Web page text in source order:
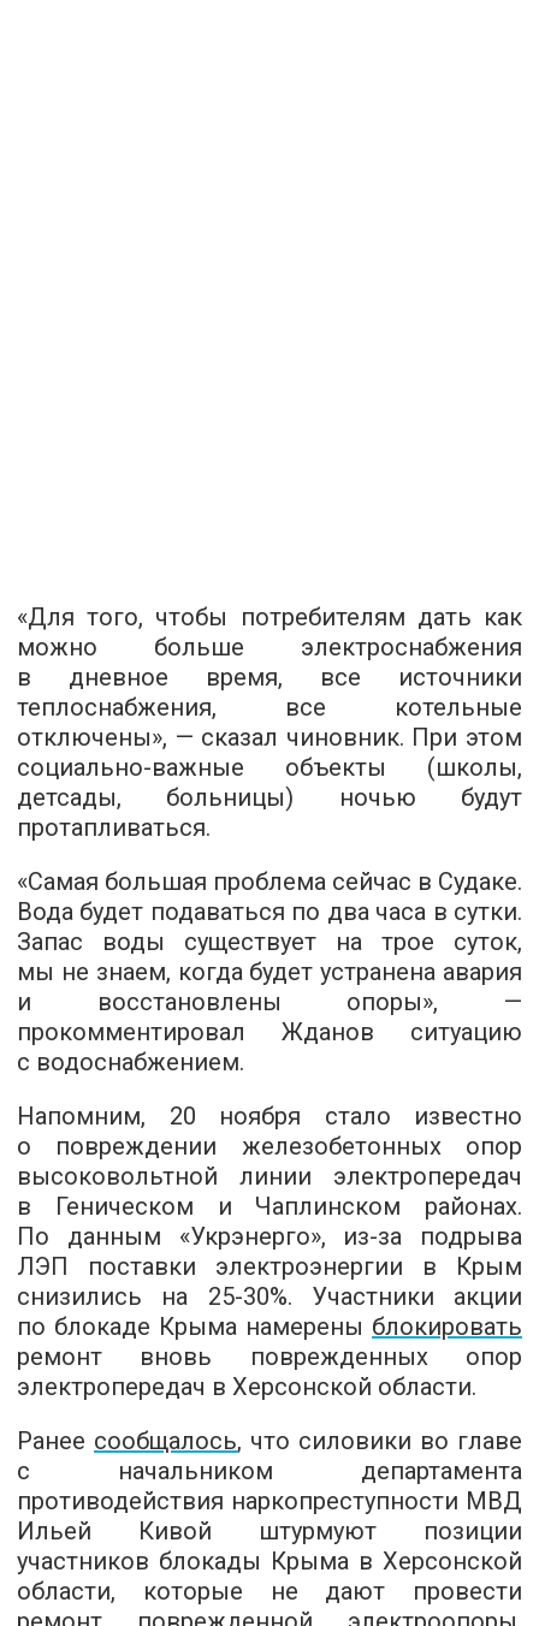
«Для того, чтобы потребителям дать как
можно больше электроснабжения
в дневное время, все источники
теплоснабжения, все котельные
отключены», — сказал чиновник. При этом
социально-важные объекты (школы,
детсады, больницы) ночью будут
протапливаться.
«Самая большая проблема сейчас в Судаке.
Вода будет подаваться по два часа в сутки.
Запас воды существует на трое суток,
мы не знаем, когда будет устранена авария
и восстановлены опоры», —
прокомментировал Жданов ситуацию
с водоснабжением.
Напомним, 20 ноября стало известно
о повреждении железобетонных опор
высоковольтной линии электропередач
в Геническом и Чаплинском районах.
По данным «Укрэнерго», из-за подрыва
ЛЭП поставки электроэнергии в Крым
снизились на 25-30%. Участники акции
по блокаде Крыма намерены блокировать
ремонт вновь поврежденных опор
электропередач в Херсонской области.
Ранее сообщалось, что силовики во главе
с начальником департамента
противодействия наркопреступности МВД
Ильей Кивой штурмуют позиции
участников блокады Крыма в Херсонской
области, которые не дают провести